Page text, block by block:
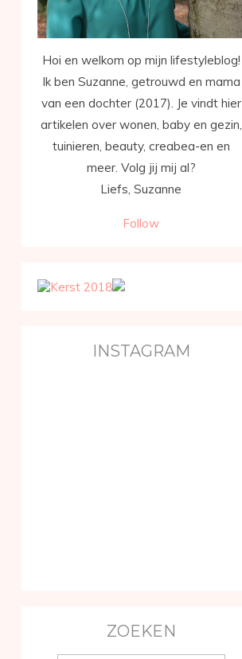
Hoi en welkom op mijn lifestyleblog!
Ik ben Suzanne, getrouwd en mama
van een dochter (2017). Je vindt hier
artikelen over wonen, baby en gezin,
tuinieren, beauty, creabea-en en
meer. Volg jij mij al?
Liefs, Suzanne
Follow
INSTAGRAM
ZOEKEN